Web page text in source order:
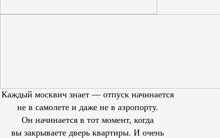
Каждый москвич знает — отпуск начинается
не в самолете и даже не в аэропорту.
Он начинается в тот момент, когда
вы закрываете дверь квартиры. И очень